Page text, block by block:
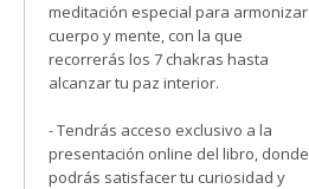
meditación especial para armonizar
cuerpo y mente, con la que
recorrerás los 7 chakras hasta
alcanzar tu paz interior.
- Tendrás acceso exclusivo a la
presentación online del libro, donde
podrás satisfacer tu curiosidad y